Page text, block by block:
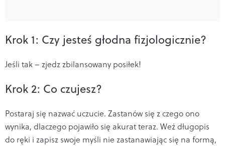
Krok 1: Czy jesteś głodna fizjologicznie?
Jeśli tak – zjedz zbilansowany posiłek!
Krok 2: Co czujesz?
Postaraj się nazwać uczucie. Zastanów się z czego ono
wynika, dlaczego pojawiło się akurat teraz. Weź długopis
do ręki i zapisz swoje myśli nie zastanawiając się na formą,